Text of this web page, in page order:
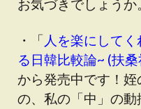
お気づきでしょうか
・「 人を楽にして
る日韓比較論~ (扶
から発売中です！
の、私の「中」の